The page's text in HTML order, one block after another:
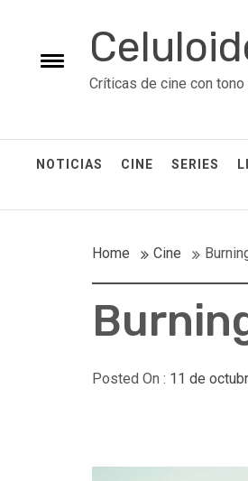
content
Toggle
Críticas de cine con
NOTICIAS CINE SERIES
Home Cine
Posted On : 11 de